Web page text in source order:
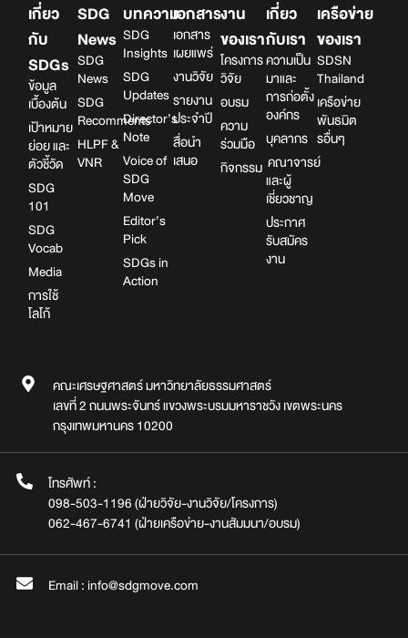
เกี่ยว
กับ
SDGs
ข้อมูล
เบื้องต้น
เป้าหมาย
ย่อย และ
ตัวชี้วัด
SDG
101
SDG
Vocab
Media
การใช้
โลโก้
SDG
News
SDG
News
SDG
Recomments
HLPF &
VNR
บทความ
SDG
Insights
SDG
Updates
Director’s
Note
Voice of
SDG
Move
Editor’s
Pick
SDGs in
Action
เอกสาร
เอกสาร
เผยแพร่
งานวิจัย
รายงาน
ประจำปี
สื่อนำ
เสนอ
งาน
ของเรา
โครงการ
วิจัย
อบรม
ความ
ร่วมมือ
กิจกรรม
เกี่ยว
กับเรา
ความเป็น
มาและ
การก่อตั้ง
องค์กร
บุคลากร
คณาจารย์
และผู้
เชี่ยวชาญ
ประกาศ
รับสมัคร
งาน
เครือข่าย
ของเรา
SDSN
Thailand
เครือข่าย
พันธมิต
รอื่นๆ
คณะเศรษฐศาสตร์ มหาวิทยาลัยธรรมศาสตร์
เลขที่ 2 ถนนพระจันทร์ แขวงพระบรมมหาราชวัง เขตพระนคร
กรุงเทพมหานคร 10200
โทรศัพท์ :
098-503-1196 (ฝ่ายวิจัย-งานวิจัย/โครงการ)
062-467-6741 (ฝ่ายเครือข่าย-งานสัมมนา/อบรม)
Email : info@sdgmove.com